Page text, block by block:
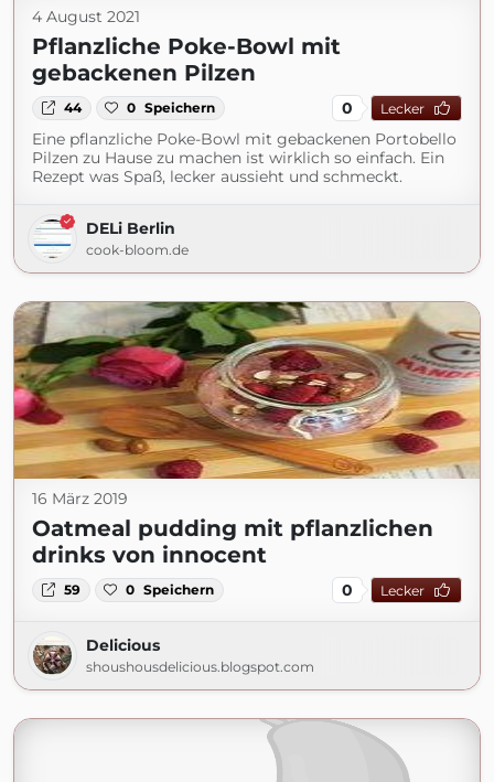
4 August 2021
Pflanzliche Poke-Bowl mit
gebackenen Pilzen
44 0 Speichern 0 Lecker
Eine pflanzliche Poke-Bowl mit gebackenen Portobello
Pilzen zu Hause zu machen ist wirklich so einfach. Ein
Rezept was Spaß, lecker aussieht und schmeckt.
DELi Berlin
cook-bloom.de
16 März 2019
Oatmeal pudding mit pflanzlichen
drinks von innocent
59 0 Speichern 0 Lecker
Delicious
shoushousdelicious.blogspot.com